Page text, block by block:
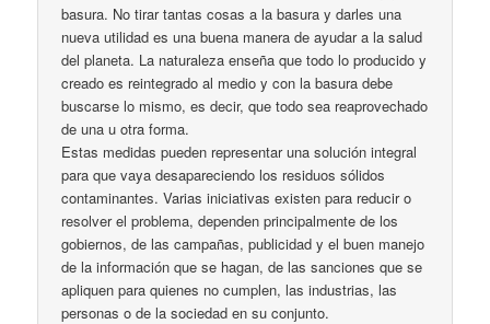
basura. No tirar tantas cosas a la basura y darles una
nueva utilidad es una buena manera de ayudar a la salud
del planeta. La naturaleza enseña que todo lo producido y
creado es reintegrado al medio y con la basura debe
buscarse lo mismo, es decir, que todo sea reaprovechado
de una u otra forma.
Estas medidas pueden representar una solución integral
para que vaya desapareciendo los residuos sólidos
contaminantes. Varias iniciativas existen para reducir o
resolver el problema, dependen principalmente de los
gobiernos, de las campañas, publicidad y el buen manejo
de la información que se hagan, de las sanciones que se
apliquen para quienes no cumplen, las industrias, las
personas o de la sociedad en su conjunto.